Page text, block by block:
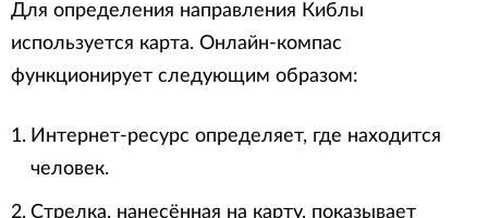
Для определения направления Киблы
используется карта. Онлайн-компас
функционирует следующим образом:
Интернет-ресурс определяет, где находится
человек.
Стрелка, нанесённая на карту, показывает